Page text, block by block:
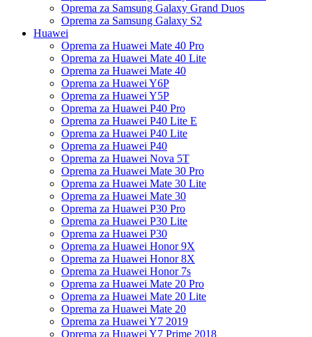
Oprema za Samsung Galaxy Grand Duos
Oprema za Samsung Galaxy S2
Huawei
Oprema za Huawei Mate 40 Pro
Oprema za Huawei Mate 40 Lite
Oprema za Huawei Mate 40
Oprema za Huawei Y6P
Oprema za Huawei Y5P
Oprema za Huawei P40 Pro
Oprema za Huawei P40 Lite E
Oprema za Huawei P40 Lite
Oprema za Huawei P40
Oprema za Huawei Nova 5T
Oprema za Huawei Mate 30 Pro
Oprema za Huawei Mate 30 Lite
Oprema za Huawei Mate 30
Oprema za Huawei P30 Pro
Oprema za Huawei P30 Lite
Oprema za Huawei P30
Oprema za Huawei Honor 9X
Oprema za Huawei Honor 8X
Oprema za Huawei Honor 7s
Oprema za Huawei Mate 20 Pro
Oprema za Huawei Mate 20 Lite
Oprema za Huawei Mate 20
Oprema za Huawei Y7 2019
Oprema za Huawei Y7 Prime 2018